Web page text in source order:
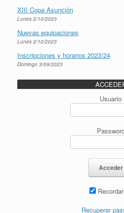
XIII Copa Asunción
Lunes 2/10/2023
Nuevas equipaciones
Lunes 2/10/2023
Inscripciones y horarios 2023/24
Domingo 3/09/2023
Usuario
Recuperar